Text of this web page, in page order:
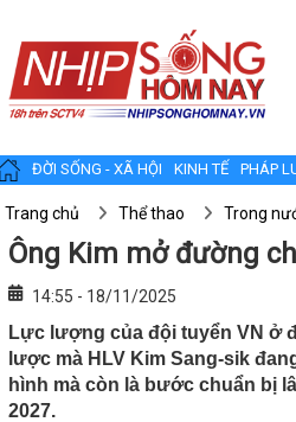
ĐỜI SỐNG - XÃ HỘI KINH TẾ PHÁP
Trang chủ Thể thao Trong
Ông Kim mở đường
14:55 - 18/11/2025
Lực lượng của đội tuyển VN ở
lược mà HLV Kim Sang-sik
hình mà còn là bước chuẩn bị
2027.